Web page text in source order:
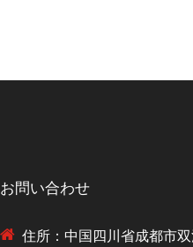
お問い合わせ
住所：中国四川省成都市